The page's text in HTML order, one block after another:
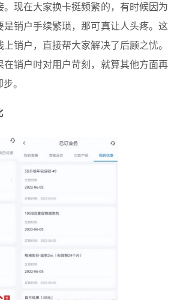
现在大家换卡挺频繁的，有时候因为
销户手续繁琐，那可真让人头疼。这
销户，直接帮大家解决了后顾之忧。
在销户时对用户苛刻，就算其他方面再
。